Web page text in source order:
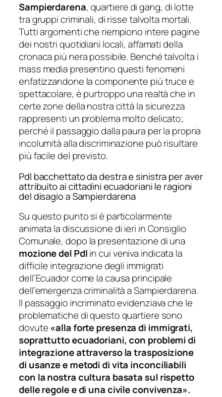
Sampierdarena, quartiere di gang, di lotte
tra gruppi criminali, di risse talvolta mortali.
Tutti argomenti che riempiono intere pagine
dei nostri quotidiani locali, affamati della
cronaca più nera possibile. Benché talvolta i
mass media presentino questi fenomeni
enfatizzandone la componente più truce e
spettacolare, è purtroppo una realtà che in
certe zone della nostra città la sicurezza
rappresenti un problema molto delicato;
perché il passaggio dalla paura per la propria
incolumità alla discriminazione può risultare
più facile del previsto.
Pdl bacchettato da destra e sinistra per aver
attribuito ai cittadini ecuadoriani le ragioni
del disagio a Sampierdarena
Su questo punto si è particolarmente
animata la discussione di ieri in Consiglio
Comunale, dopo la presentazione di una
mozione del Pdlin cui veniva indicata la
difficile integrazione degli immigrati
dell’Ecuador come la causa principale
dell’emergenza criminalità a Sampierdarena.
Il passaggio incriminato evidenziava che le
problematiche di questo quartiere sono
dovute«alla forte presenza di immigrati,
soprattutto ecuadoriani, con problemi di
integrazione attraverso la trasposizione
di usanze e metodi di vita inconciliabili
con la nostra cultura basata sul rispetto
delle regole e di una civile convivenza».